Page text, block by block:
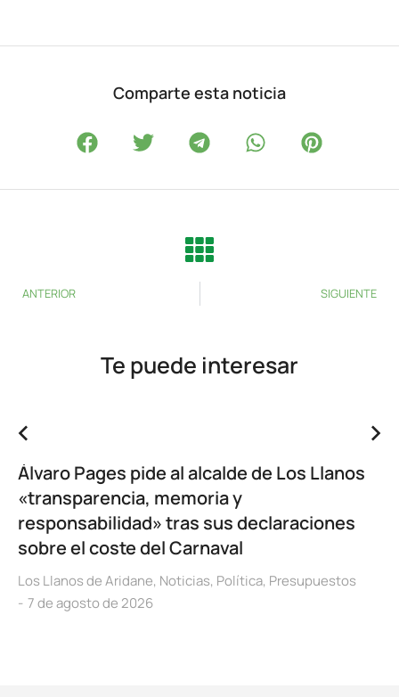
Comparte esta noticia
ANTERIOR SIGUIENTE
Te puede interesar
Álvaro Pages pide al alcalde de Los Llanos
«transparencia, memoria y
responsabilidad» tras sus declaraciones
sobre el coste del Carnaval
Los Llanos de Aridane, Noticias, Política, Presupuestos
7 de agosto de 2026